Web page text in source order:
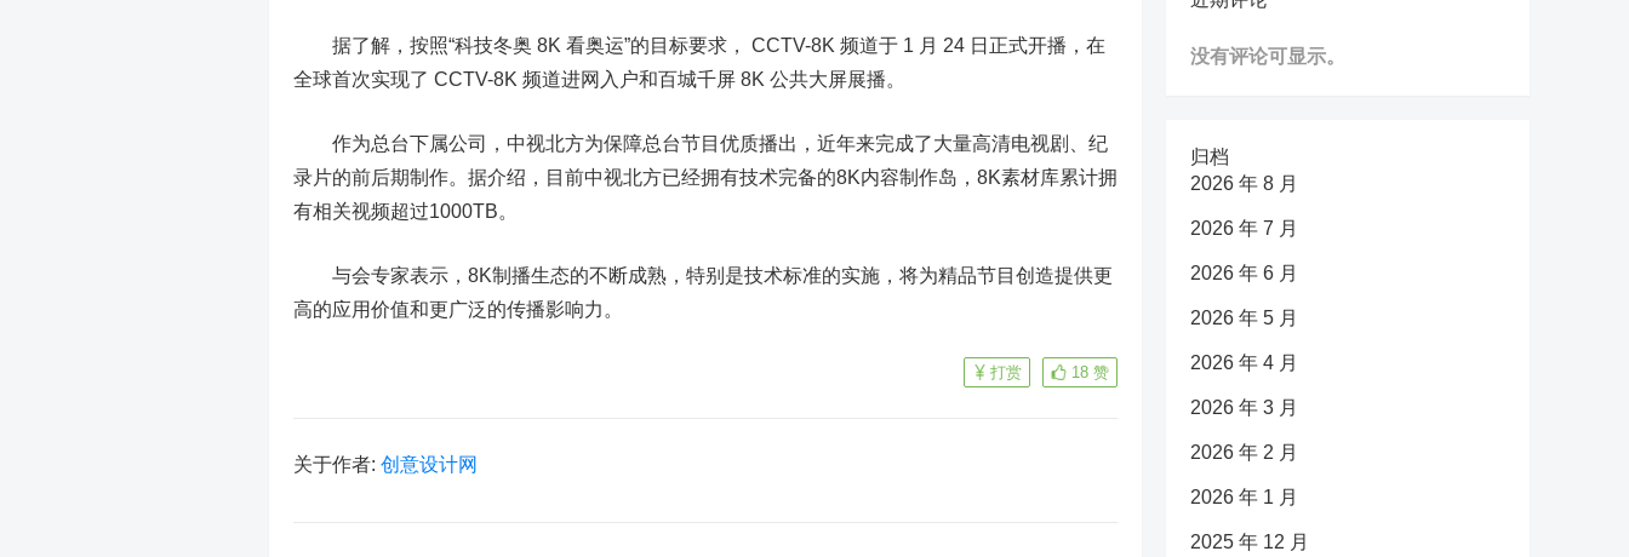
据了解，按照“科技冬奥 8K 看奥运”的目标要求， CCTV-8K 频道于 1 月 24 日正式开播，在
全球首次实现了 CCTV-8K 频道进网入户和百城千屏 8K 公共大屏展播。
作为总台下属公司，中视北方为保障总台节目优质播出，近年来完成了大量高清电视剧、纪
录片的前后期制作。据介绍，目前中视北方已经拥有技术完备的8K内容制作岛，8K素材库累计拥
有相关视频超过1000TB。
与会专家表示，8K制播生态的不断成熟，特别是技术标准的实施，将为精品节目创造提供更
高的应用价值和更广泛的传播影响力。
18 赞
打赏
关于作者: 创意设计网
没有评论可显示。
归档
2026 年 8 月
2026 年 7 月
2026 年 6 月
2026 年 5 月
2026 年 4 月
2026 年 3 月
2026 年 2 月
2026 年 1 月
2025 年 12 月